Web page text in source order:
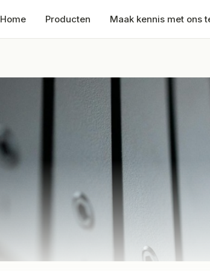
Home Producten Maak kennis met ons